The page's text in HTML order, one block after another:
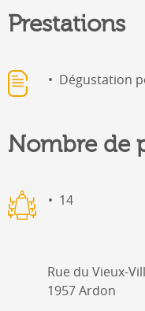
Prestations
Dégustation
Nombre de
14
Rue du Vieux-
1957 Ardon